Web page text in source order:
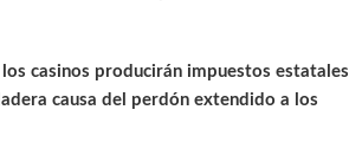
casinos producirán impuestos estatales
causa del perdón extendido a los